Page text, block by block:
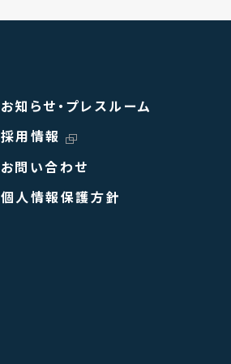
お知らせ・プレスルーム
採用情報
お問い合わせ
個人情報保護方針